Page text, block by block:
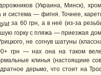
(Украина, Минск),
система — фигня. Точнее,
за 60 грн, а в неё (из-за
горку с пляжа — приезжая
не согнув шатуны
грн — нах она на таком
клинья (настоящиие
дерьмо, что стоит на